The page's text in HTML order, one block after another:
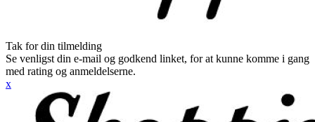
Tak for din tilmelding
Se venligst din e-mail og godkend linket, for at kunne komme i gang
med rating og anmeldelserne.
x